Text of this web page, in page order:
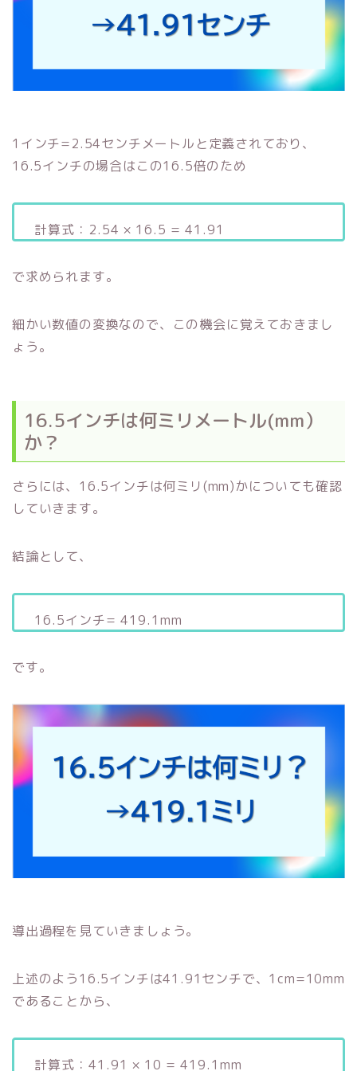
1インチ=2.54センチメートルと定義されており、
16.5インチの場合はこの16.5倍のため
計算式：2.54 × 16.5 = 41.91
で求められます。
細かい数値の変換なので、この機会に覚えておきまし
ょう。
16.5インチは何ミリメートル(mm）
か？
さらには、16.5インチは何ミリ(mm)かについても確認
していきます。
結論として、
16.5インチ= 419.1mm
です。
導出過程を見ていきましょう。
上述のよう16.5インチは41.91センチで、1cm=10mm
であることから、
計算式：41.91 × 10 = 419.1mm